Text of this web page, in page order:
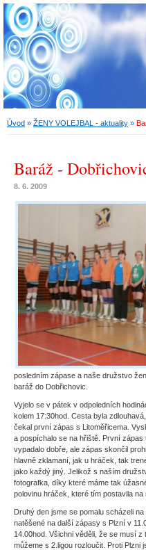
Úvod » ŽENY VOLEJBAL - aktuality »
Baráž -
8. 6. 2009
posledním zápase a naše družstvo
baráž do Dobřichovic.
Vyjelo se v pátek v odpoledních
kolem 17:30hod. Cesta byla
čekal první zápas s Litoměřicema.
a pospíchalo se na hřiště. První
vypadalo dobře, ale zápas skončil
hlavně zklamaní, jak u hráček, tak
jako každý jiný. Jelikož s naším
fotografka, díky které máme tak
polovinu hráček, které tím postavila na
Druhý den jsme se pomalu scházeli
natěšené na další zápasy s Plzní v
14.00hod. Všichni věděli, že se musí
můžeme s 2.ligou rozloučit. Proti Plzni